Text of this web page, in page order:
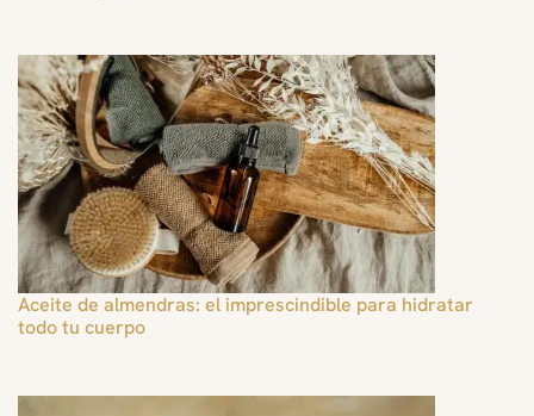
Aceite de almendras: el imprescindible para hidratar
todo tu cuerpo